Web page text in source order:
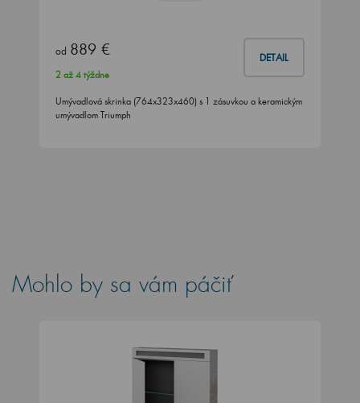
od 889 € DETAIL
2 až 4 týždne
Umývadlová skrinka (764x323x460) s 1 zásuvkou a keramickým
umývadlom Triumph
Mohlo by sa vám páčiť